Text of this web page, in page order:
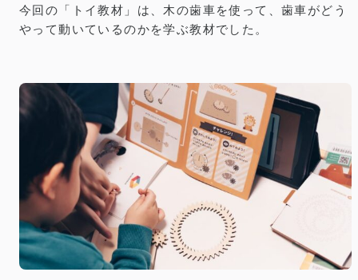
今回の「トイ教材」は、木の歯車を使って、歯車がどう
やって動いているのかを学ぶ教材でした。